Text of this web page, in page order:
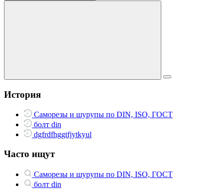
История
Саморезы и шурупы по DIN, ISO, ГОСТ
болт din
dgfrdfhggtfjytkyul
Часто ищут
Саморезы и шурупы по DIN, ISO, ГОСТ
болт din